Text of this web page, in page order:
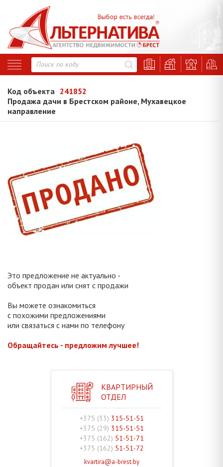
Код объекта 241852
Продажа дачи в Брестском районе, Мухавецкое
направление
Это предложение не актуально -
объект продан или снят с продажи
Вы можете ознакомиться
с похожими предложениями
или связаться с нами по телефону
Обращайтесь - предложим лучшее!
КВАРТИРНЫЙ
ОТДЕЛ
+375 (33) 315-51-51
+375 (29) 315-51-51
+375 (162) 51-51-71
+375 (162) 51-51-72
kvartira@a-brest.by